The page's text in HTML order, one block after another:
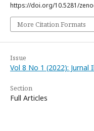
https://doi.org/10.5281/
More Citation Formats
Issue
Vol 8 No 1 (2022): Jurnal
Section
Full Articles